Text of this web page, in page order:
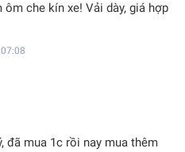
ôm che kín xe! Vải dày, giá hợp
đã mua 1c rồi nay mua thêm